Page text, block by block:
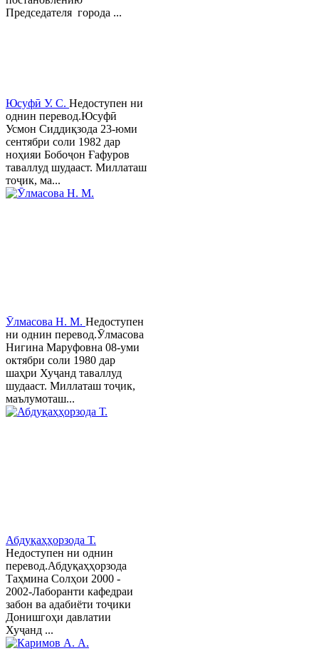
Председателя города ...
Юсуфӣ У. C. Недоступен ни
однин перевод.Юсуфӣ
Усмон Сиддиқзода 23-юми
сентябри соли 1982 дар
ноҳияи Бобоҷон Ғафуров
таваллуд шудааст. Миллаташ
тоҷик, ма...
Ӯлмасова Н. М. Недоступен
ни однин перевод.Ӯлмасова
Нигина Маруфовна 08-уми
октябри соли 1980 дар
шаҳри Хуҷанд таваллуд
шудааст. Миллаташ тоҷик,
маълумоташ...
Абдуқаҳҳорзода Т.
Недоступен ни однин
перевод.Абдуқаҳҳорзода
Таҳмина Солҳои 2000 -
2002-Лаборанти кафедраи
забон ва адабиёти тоҷики
Донишгоҳи давлатии
Хуҷанд ...